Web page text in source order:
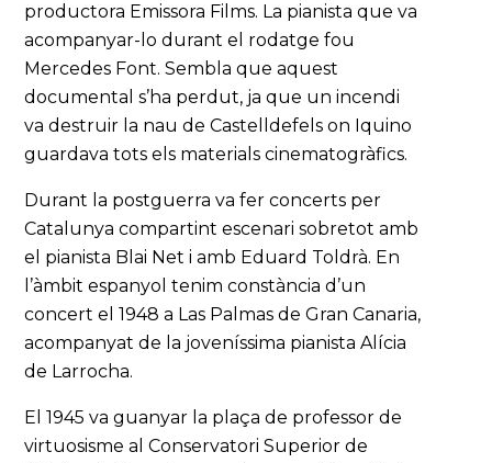
productora Emissora Films. La pianista que va
acompanyar-lo durant el rodatge fou
Mercedes Font. Sembla que aquest
documental s’ha perdut, ja que un incendi
va destruir la nau de Castelldefels on Iquino
guardava tots els materials cinematogràfics.
Durant la postguerra va fer concerts per
Catalunya compartint escenari sobretot amb
el pianista Blai Net i amb Eduard Toldrà. En
l’àmbit espanyol tenim constància d’un
concert el 1948 a Las Palmas de Gran Canaria,
acompanyat de la joveníssima pianista Alícia
de Larrocha.
El 1945 va guanyar la plaça de professor de
virtuosisme al Conservatori Superior de